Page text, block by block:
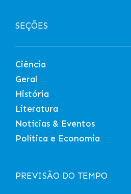
SEÇÕES
Ciência
Geral
História
Literatura
Notícias & Eventos
Política e Economia
PREVISÃO DO TEMPO